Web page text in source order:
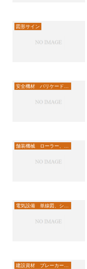
図形サイン
安全機材 バリケード、工事看板
舗装機械 ローラー、切削機
電気設備 単線図、シーケンス
建設資材 ブレーカー、発電機